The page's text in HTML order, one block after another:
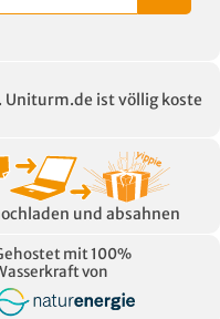
. Uniturm.de ist völlig koste
und absahnen
mit 100%
von